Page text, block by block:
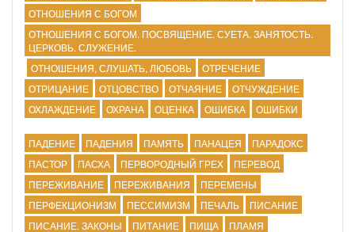
ОТНОШЕНИЯ С БОГОМ
ОТНОШЕНИЯ С БОГОМ. ПОСВЯЩЕНИЕ. СУЕТА. ЗАНЯТОСТЬ.
ЦЕРКОВЬ. СЛУЖЕНИЕ.
ОТНОШЕНИЯ, СЛУШАТЬ, ЛЮБОВЬ
ОТРЕЧЕНИЕ
ОТРИЦАНИЕ
ОТЦОВСТВО ОТЧАЯНИЕ
ОТЧУЖДЕНИЕ
ОХЛАЖДЕНИЕ
ОХРАНА ОЦЕНКА ОШИБКА ОШИБКИ
ПАДЕНИЕ ПАДЕНИЯ ПАМЯТЬ ПАНАЦЕЯ
ПАРАДОКС
ПАСТОР
ПАСХА ПЕРВОРОДНЫЙ ГРЕХ
ПЕРЕВОД
ПЕРЕЖИВАНИЕ
ПЕРЕЖИВАНИЯ
ПЕРЕМЕНЫ
ПЕРФЕКЦИОНИЗМ
ПЕССИМИЗМ ПЕЧАЛЬ
ПИСАНИЕ
ПИСАНИЕ. ЗАКОНЫ
ПИТАНИЕ ПИЩА
ПЛАМЯ